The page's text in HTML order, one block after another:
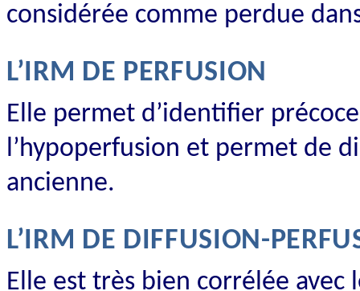
considérée comme perdue
L’IRM DE PERFUSION
Elle permet d’identifier
l’hypoperfusion et permet de
ancienne.
L’IRM DE DIFFUSION-
Elle est très bien corrélée avec